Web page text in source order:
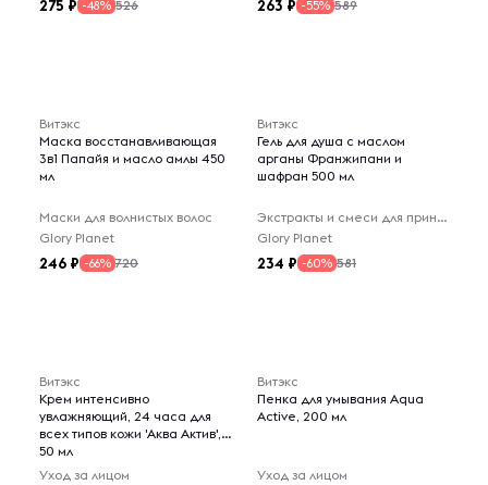
275 -48% 526 263 -55% 589
Витэкс
Маска восстанавливающая
3в1 Папайя и масло амлы 450
мл
Маски для волнистых волос
Glory Planet
246 -66% 720
Витэкс
Гель для душа с маслом
арганы Франжипани и
шафран 500 мл
Экстракты и смеси для принятия ванн
Glory Planet
234 -60% 581
Витэкс
Крем интенсивно
увлажняющий, 24 часа для
всех типов кожи 'Аква Актив',
50 мл
Уход за лицом
Витэкс
Пенка для умывания Aqua
Active, 200 мл
Уход за лицом